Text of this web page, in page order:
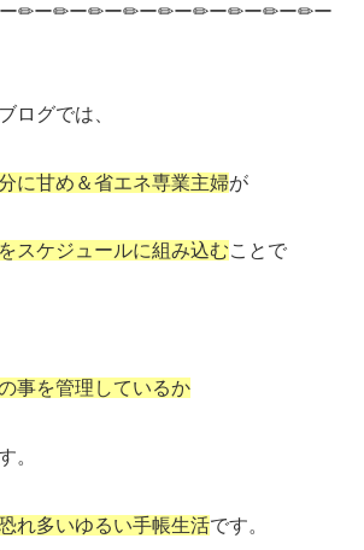
✏ー✏ー✏ー✏ー✏ー✏ー✏ー✏ー✏ー
ログでは、
に甘め＆省エネ専業主婦が
スケジュールに組み込むことで
事を管理しているか
。
れ多いゆるい手帳生活です。